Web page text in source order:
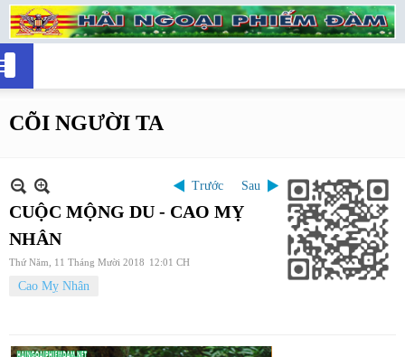
CÕI NGƯỜI TA
Trước Sau
CUỘC MỘNG DU - CAO MỴ
NHÂN
Thứ Năm, 11 Tháng Mười 2018 12:01 CH
Cao Mỵ Nhân